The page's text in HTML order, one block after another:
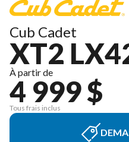
Cub Cadet
XT2
À partir de
4 999 $
Tous frais inclus